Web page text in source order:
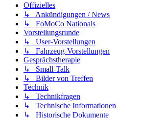
Offizielles
↳ Ankündigungen / News
↳ FoMoCo Nationals
Vorstellungsrunde
↳ User-Vorstellungen
↳ Fahrzeug-Vorstellungen
Gesprächstherapie
↳ Small-Talk
↳ Bilder von Treffen
Technik
↳ Technikfragen
↳ Technische Informationen
↳ Historische Dokumente